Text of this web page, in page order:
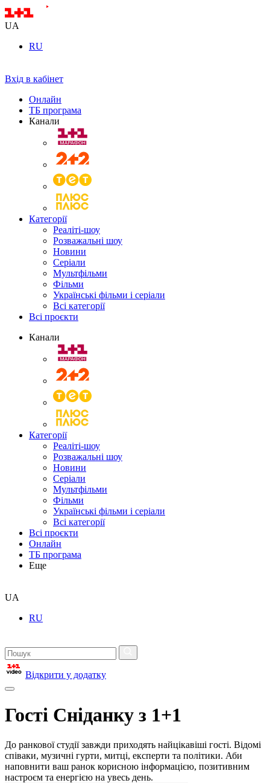
UA
RU
Вхід в кабінет
Онлайн
ТБ програма
Канали
Категорії
Реаліті-шоу
Розважальні шоу
Новини
Серіали
Мультфільми
Фільми
Українські фільми і серіали
Всі категорії
Всі проєкти
Канали
Категорії
Реаліті-шоу
Розважальні шоу
Новини
Серіали
Мультфільми
Фільми
Українські фільми і серіали
Всі категорії
Всі проєкти
Онлайн
ТБ програма
Еще
UA
RU
Відкрити у додатку
Гості Сніданку з 1+1
До ранкової студії завжди приходять найцікавіші гості. Відомі
співаки, музичні гурти, митці, експерти та політики. Аби
наповнити ваш ранок корисною інформацією, позитивним
настроєм та енергією на увесь день.